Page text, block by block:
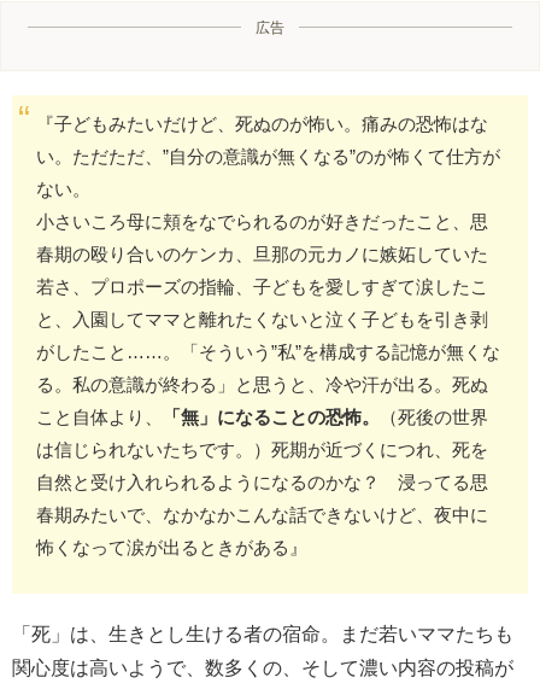
広告
『子どもみたいだけど、死ぬのが怖い。痛みの恐怖はな
い。ただただ、”自分の意識が無くなる”のが怖くて仕方が
ない。
小さいころ母に頬をなでられるのが好きだったこと、思
春期の殴り合いのケンカ、旦那の元カノに嫉妬していた
若さ、プロポーズの指輪、子どもを愛しすぎて涙したこ
と、入園してママと離れたくないと泣く子どもを引き剥
がしたこと……。「そういう”私”を構成する記憶が無くな
る。私の意識が終わる」と思うと、冷や汗が出る。死ぬ
こと自体より、
「無」になることの恐怖。
（死後の世界
は信じられないたちです。）死期が近づくにつれ、死を
自然と受け入れられるようになるのかな？ 浸ってる思
春期みたいで、なかなかこんな話できないけど、夜中に
怖くなって涙が出るときがある』
「死」は、生きとし生ける者の宿命。まだ若いママたちも
関心度は高いようで、数多くの、そして濃い内容の投稿が